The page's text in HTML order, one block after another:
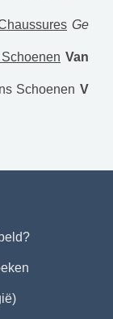
Ge
Van
Schoenen V